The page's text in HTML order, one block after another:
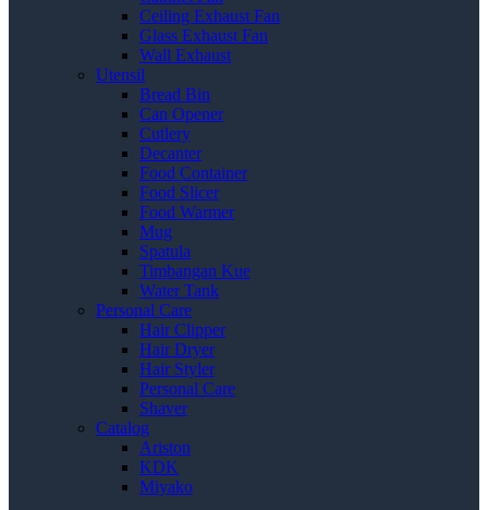
Ceiling Exhaust Fan
Glass Exhaust Fan
Wall Exhaust
Utensil
Bread Bin
Can Opener
Cutlery
Decanter
Food Container
Food Slicer
Food Warmer
Mug
Spatula
Timbangan Kue
Water Tank
Personal Care
Hair Clipper
Hair Dryer
Hair Styler
Personal Care
Shaver
Catalog
Ariston
KDK
Miyako